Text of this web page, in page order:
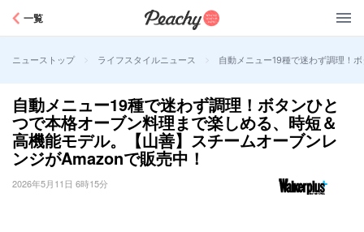
一覧
ニューストップ > ライフスタイルニュース > 自動メニュー19種で迷わず調理！
自動メニュー19種で迷わず調理！ボタンひと
つで本格オーブン料理まで楽しめる、時短＆
高機能モデル。【山善】スチームオーブンレ
ンジがAmazonで販売中！
2026年5月11日 6時15分